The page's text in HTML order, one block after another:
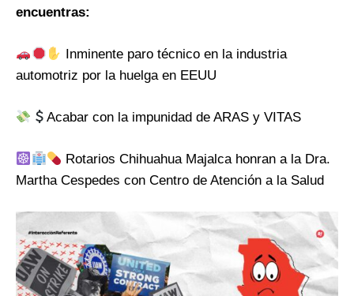
encuentras:
Inminente paro técnico en la industria
automotriz por la huelga en EEUU
Acabar con la impunidad de ARAS y VITAS
Rotarios Chihuahua Majalca honran a la Dra.
Martha Cespedes con Centro de Atención a la Salud